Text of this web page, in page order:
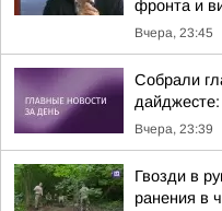
фронта и
Вчера, 23:45
Собрали
дайджесте:
Вчера, 23:39
Гвозди в
ранения в